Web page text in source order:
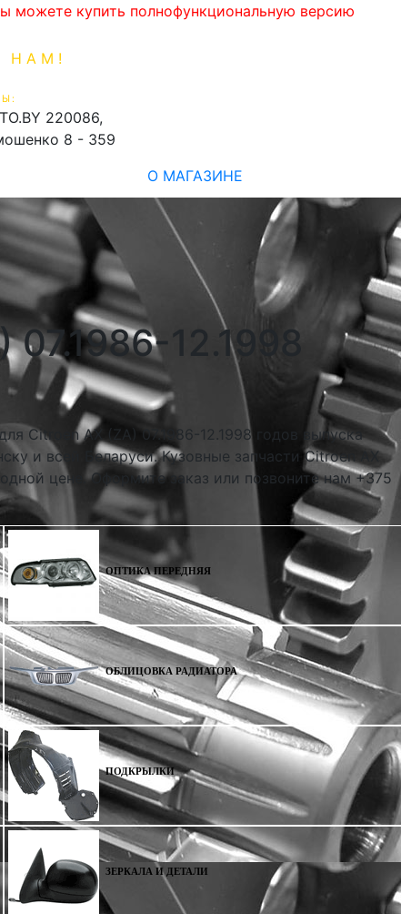
можете купить полнофункциональную версию
НАМ!
220086,
8 - 359
О МАГАЗИНЕ
12.1998
Citroen AX (ZA) 07.1986-12.1998 годов выпуска
и всей Беларуси. Кузовные запчасти Citroen AX
цене. Оформите заказ или позвоните нам +375
ОПТИКА ПЕРЕДНЯЯ
ОБЛИЦОВКА РАДИАТОРА
ПОДКРЫЛКИ
ЗЕРКАЛА И ДЕТАЛИ